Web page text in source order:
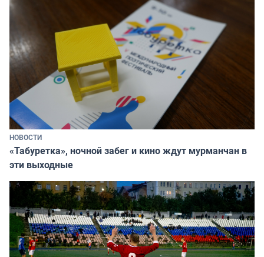
НОВОСТИ
«Табуретка», ночной забег и кино ждут мурманчан в
эти выходные